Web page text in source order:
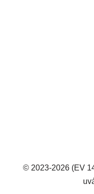
© 2023-2026 (EV